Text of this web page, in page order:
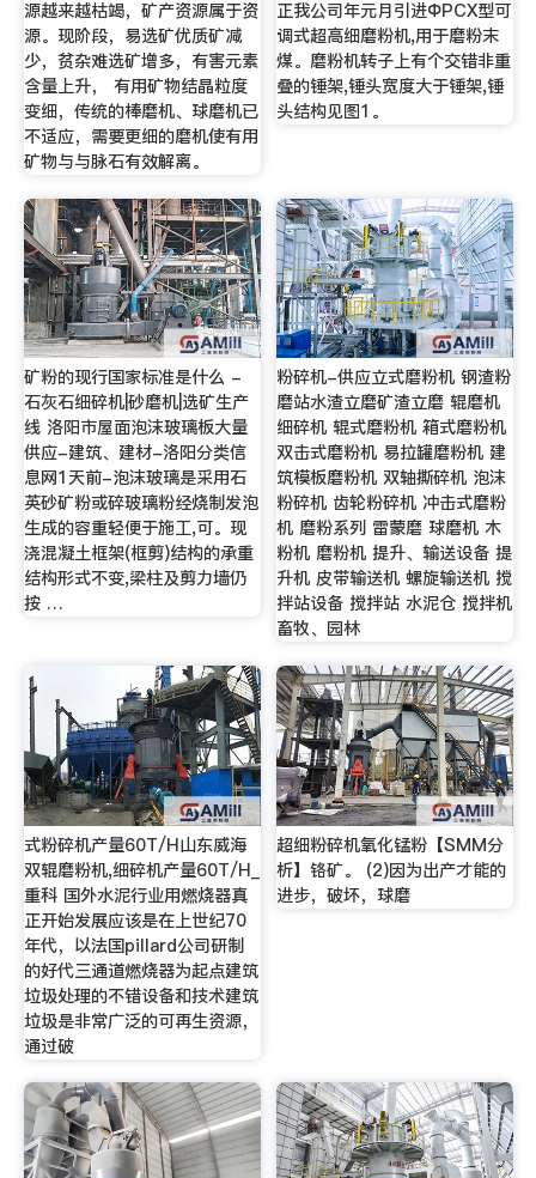
源越来越枯竭，矿产资源属于资
源。现阶段，易选矿优质矿减
少，贫杂难选矿增多，有害元素
含量上升， 有用矿物结晶粒度
变细，传统的棒磨机、球磨机已
不适应，需要更细的磨机使有用
矿物与与脉石有效解离。
正我公司年元月引进ΦPCX型可
调式超高细磨粉机,用于磨粉末
煤。磨粉机转子上有个交错非重
叠的锤架,锤头宽度大于锤架,锤
头结构见图1。
矿粉的现行国家标准是什么 -
石灰石细碎机|砂磨机|选矿生产
线 洛阳市屋面泡沫玻璃板大量
供应-建筑、建材-洛阳分类信
息网1天前-泡沫玻璃是采用石
英砂矿粉或碎玻璃粉经烧制发泡
生成的容重轻便于施工,可。现
浇混凝土框架(框剪)结构的承重
结构形式不变,梁柱及剪力墙仍
按 …
粉碎机-供应立式磨粉机 钢渣粉
磨站水渣立磨矿渣立磨 辊磨机
细碎机 辊式磨粉机 箱式磨粉机
双击式磨粉机 易拉罐磨粉机 建
筑模板磨粉机 双轴撕碎机 泡沫
粉碎机 齿轮粉碎机 冲击式磨粉
机 磨粉系列 雷蒙磨 球磨机 木
粉机 磨粉机 提升、输送设备 提
升机 皮带输送机 螺旋输送机 搅
拌站设备 搅拌站 水泥仓 搅拌机
畜牧、园林
式粉碎机产量60T/H山东威海
双辊磨粉机,细碎机产量60T/H_
重科 国外水泥行业用燃烧器真
正开始发展应该是在上世纪70
年代，以法国pillard公司研制
的好代三通道燃烧器为起点建筑
垃圾处理的不错设备和技术建筑
垃圾是非常广泛的可再生资源，
通过破
超细粉碎机氧化锰粉【SMM分
析】铬矿。 (2)因为出产才能的
进步，破坏，球磨